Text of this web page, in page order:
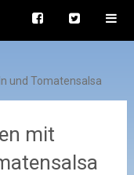
und Tomatensalsa
mit